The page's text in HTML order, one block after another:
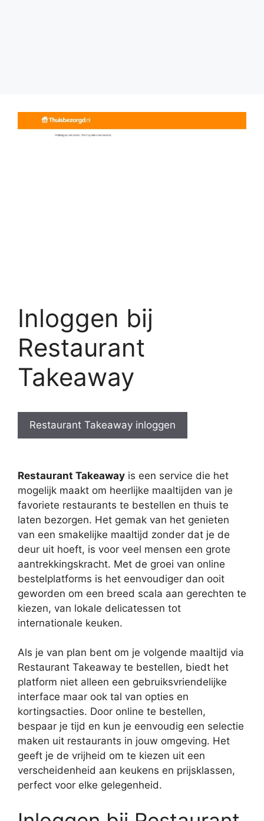
Inloggen bij
Restaurant
Takeaway
Restaurant Takeaway inloggen
Restaurant Takeaway is een service die het
mogelijk maakt om heerlijke maaltijden van je
favoriete restaurants te bestellen en thuis te
laten bezorgen. Het gemak van het genieten
van een smakelijke maaltijd zonder dat je de
deur uit hoeft, is voor veel mensen een grote
aantrekkingskracht. Met de groei van online
bestelplatforms is het eenvoudiger dan ooit
geworden om een breed scala aan gerechten te
kiezen, van lokale delicatessen tot
internationale keuken.
Als je van plan bent om je volgende maaltijd via
Restaurant Takeaway te bestellen, biedt het
platform niet alleen een gebruiksvriendelijke
interface maar ook tal van opties en
kortingsacties. Door online te bestellen,
bespaar je tijd en kun je eenvoudig een selectie
maken uit restaurants in jouw omgeving. Het
geeft je de vrijheid om te kiezen uit een
verscheidenheid aan keukens en prijsklassen,
perfect voor elke gelegenheid.